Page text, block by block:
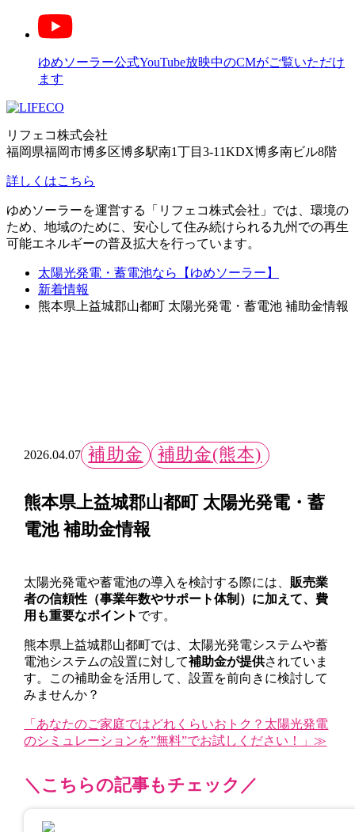
ゆめソーラー公式YouTube放映中のCMがご覧いただけ
ます
リフェコ株式会社
福岡県福岡市博多区博多駅南1丁目3-11KDX博多南ビル8階
詳しくはこちら
ゆめソーラーを運営する「リフェコ株式会社」では、環境の
ため、地域のために、安心して住み続けられる九州での再生
可能エネルギーの普及拡大を行っています。
太陽光発電・蓄電池なら【ゆめソーラー】
新着情報
熊本県上益城郡山都町 太陽光発電・蓄電池 補助金情報
2026.04.07 補助金 補助金(熊本)
熊本県上益城郡山都町 太陽光発電・蓄
電池 補助金情報
太陽光発電や蓄電池の導入を検討する際には、 販売業
者の信頼性（事業年数やサポート体制）に加えて、費
用も重要なポイント です。
熊本県上益城郡山都町では、太陽光発電システムや蓄
電池システムの設置に対して補助金が提供されていま
す。この補助金を活用して、設置を前向きに検討して
みませんか？
「あなたのご家庭ではどれくらいおトク？太陽光発電
のシミュレーションを”無料”でお試しください！」≫
＼こちらの記事もチェック／